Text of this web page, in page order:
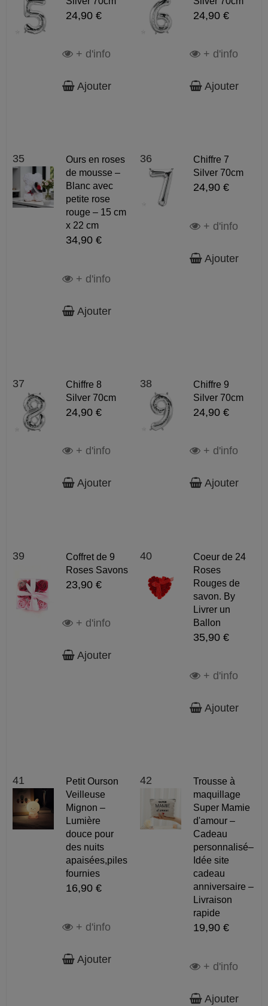
24,90 €
+ d'info
Ajouter
24,90 €
+ d'info
Ajouter
35
Ours en roses
de mousse –
Blanc avec
petite rose
rouge – 15 cm
x 22 cm
34,90 €
+ d'info
Ajouter
36
Chiffre 7
Silver 70cm
24,90 €
+ d'info
Ajouter
37
Chiffre 8
Silver 70cm
24,90 €
+ d'info
Ajouter
38
Chiffre 9
Silver 70cm
24,90 €
+ d'info
Ajouter
39
Coffret de 9
Roses Savons
23,90 €
+ d'info
Ajouter
40
Coeur de 24
Roses
Rouges de
savon. By
Livrer un
Ballon
35,90 €
+ d'info
Ajouter
41
Petit Ourson
Veilleuse
Mignon –
Lumière
douce pour
des nuits
apaisées,piles
fournies
16,90 €
+ d'info
Ajouter
42
Trousse à
maquillage
Super Mamie
d'amour –
Cadeau
personnalisé–
Idée site
cadeau
anniversaire –
Livraison
rapide
19,90 €
+ d'info
Ajouter